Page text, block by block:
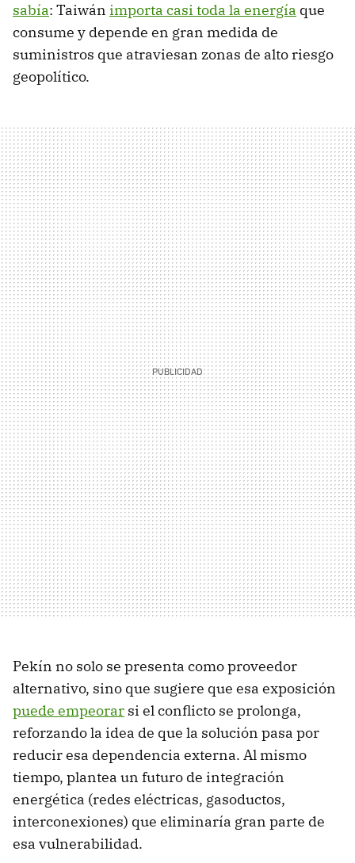
sabía: Taiwán importa casi toda la energía que
consume y depende en gran medida de
suministros que atraviesan zonas de alto riesgo
geopolítico.
Pekín no solo se presenta como proveedor
alternativo, sino que sugiere que esa exposición
puede empeorar si el conflicto se prolonga,
reforzando la idea de que la solución pasa por
reducir esa dependencia externa. Al mismo
tiempo, plantea un futuro de integración
energética (redes eléctricas, gasoductos,
interconexiones) que eliminaría gran parte de
esa vulnerabilidad.